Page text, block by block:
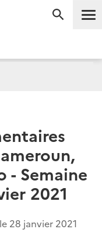
- Semaine
2021
28 janvier 2021